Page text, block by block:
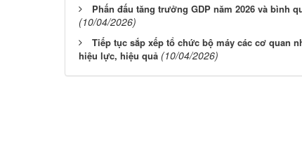
Phấn đấu tăng trưởng GDP năm 2026 và bình
(10/04/2026)
Tiếp tục sắp xếp tổ chức bộ máy các cơ quan
hiệu lực, hiệu quả (10/04/2026)